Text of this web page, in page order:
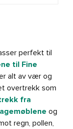
perfekt til
til Fine
alt av vær og
overtrekk som
fra
og
regn, pollen,